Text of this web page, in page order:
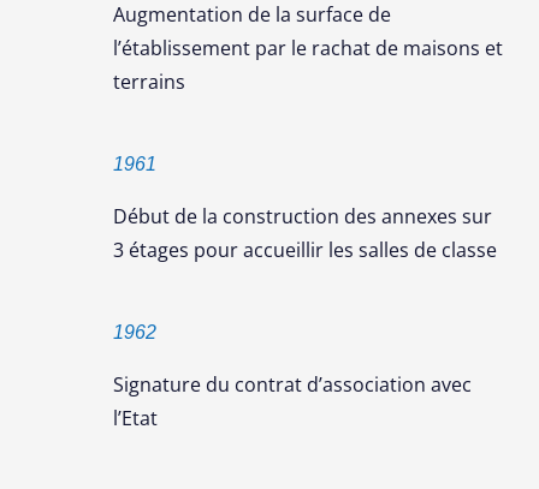
Augmentation de la surface de
l’établissement par le rachat de maisons et
terrains
1961
Début de la construction des annexes sur
3 étages pour accueillir les salles de classe
1962
Signature du contrat d’association avec
l’Etat